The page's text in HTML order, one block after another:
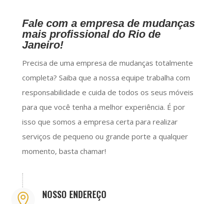
Fale com a empresa de mudanças
mais profissional do Rio de
Janeiro!
Precisa de uma empresa de mudanças totalmente
completa? Saiba que a nossa equipe trabalha com
responsabilidade e cuida de todos os seus móveis
para que você tenha a melhor experiência. É por
isso que somos a empresa certa para realizar
serviços de pequeno ou grande porte a qualquer
momento, basta chamar!
 NOSSO ENDEREÇO